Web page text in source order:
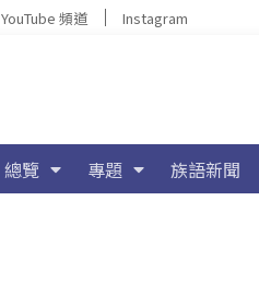
YouTube 頻道 Instagram
總覽 專題 族語新聞